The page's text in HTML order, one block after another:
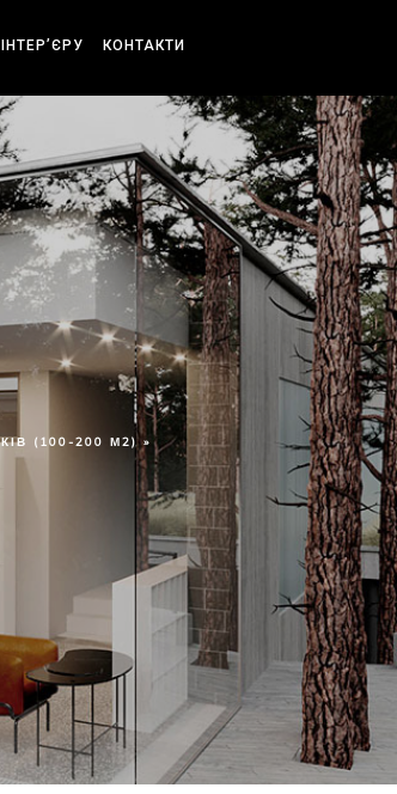
КОНТАКТИ
(100-200 М2) »